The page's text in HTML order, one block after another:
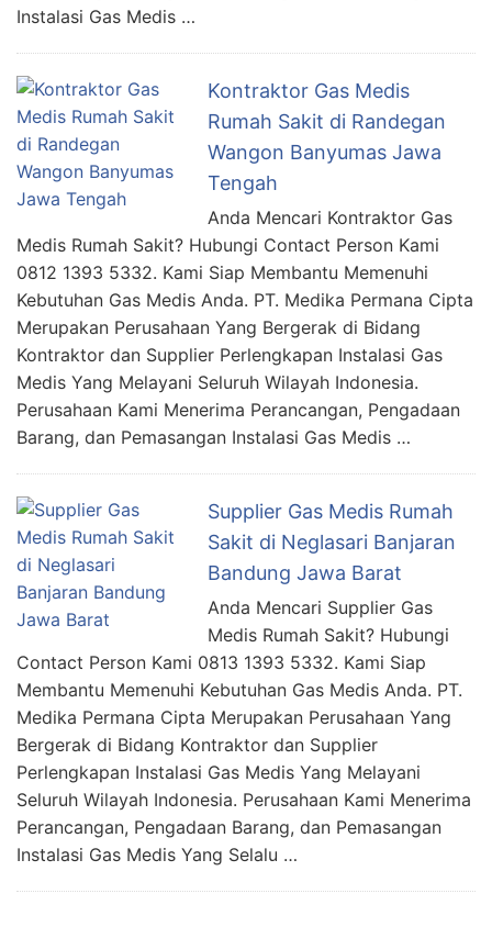
Instalasi Gas Medis …
Kontraktor Gas Medis
Rumah Sakit di Randegan
Wangon Banyumas Jawa
Tengah
Anda Mencari Kontraktor Gas
Medis Rumah Sakit? Hubungi Contact Person Kami
0812 1393 5332. Kami Siap Membantu Memenuhi
Kebutuhan Gas Medis Anda. PT. Medika Permana Cipta
Merupakan Perusahaan Yang Bergerak di Bidang
Kontraktor dan Supplier Perlengkapan Instalasi Gas
Medis Yang Melayani Seluruh Wilayah Indonesia.
Perusahaan Kami Menerima Perancangan, Pengadaan
Barang, dan Pemasangan Instalasi Gas Medis …
Supplier Gas Medis Rumah
Sakit di Neglasari Banjaran
Bandung Jawa Barat
Anda Mencari Supplier Gas
Medis Rumah Sakit? Hubungi
Contact Person Kami 0813 1393 5332. Kami Siap
Membantu Memenuhi Kebutuhan Gas Medis Anda. PT.
Medika Permana Cipta Merupakan Perusahaan Yang
Bergerak di Bidang Kontraktor dan Supplier
Perlengkapan Instalasi Gas Medis Yang Melayani
Seluruh Wilayah Indonesia. Perusahaan Kami Menerima
Perancangan, Pengadaan Barang, dan Pemasangan
Instalasi Gas Medis Yang Selalu …